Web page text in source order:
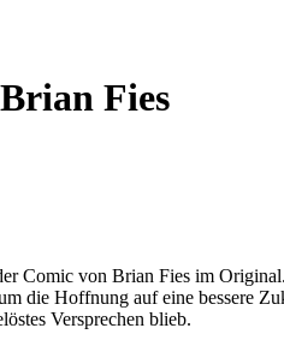
Brian Fies
Comic von Brian Fies im
die Hoffnung auf eine bessere
Versprechen blieb.